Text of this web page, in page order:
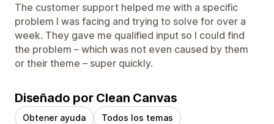
The customer support helped me with a specific
problem I was facing and trying to solve for over a
week. They gave me qualified input so I could find
the problem – which was not even caused by them
or their theme – super quickly.
Diseñado por Clean Canvas
Obtener ayuda Todos los temas